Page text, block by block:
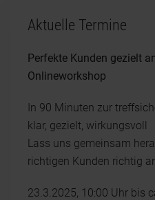
Aktuelle Termine
Perfekte Kunden gezielt
Onlineworkshop
In 90 Minuten zur
klar, gezielt, wirkungsvoll
Lass uns gemeinsam
richtigen Kunden richtig
23.3.2025, 10:00 Uhr bis